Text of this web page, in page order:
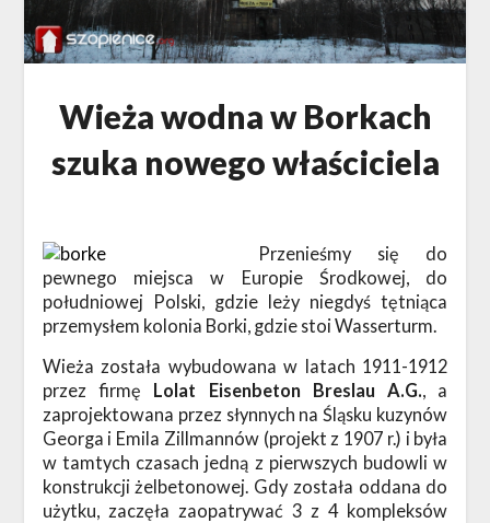
Wieża wodna w Borkach
szuka nowego właściciela
Przenieśmy się do
pewnego miejsca w Europie Środkowej, do
południowej Polski, gdzie leży niegdyś tętniąca
przemysłem kolonia Borki, gdzie stoi Wasserturm.
Wieża została wybudowana w latach 1911-1912
przez firmę Lolat Eisenbeton Breslau A.G., a
zaprojektowana przez słynnych na Śląsku kuzynów
Georga i Emila Zillmannów (projekt z 1907 r.) i była
w tamtych czasach jedną z pierwszych budowli w
konstrukcji żelbetonowej. Gdy została oddana do
użytku, zaczęła zaopatrywać 3 z 4 kompleksów